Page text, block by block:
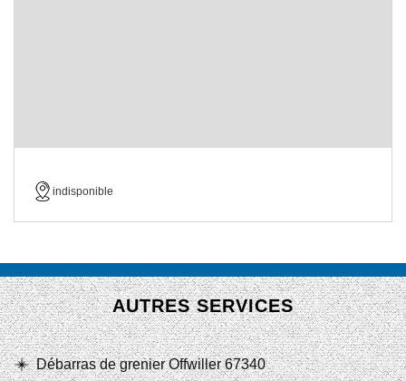
indisponible
AUTRES SERVICES
Débarras de grenier Offwiller 67340